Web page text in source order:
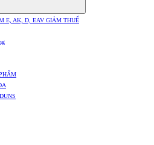
E, AK, D, EAV GIẢM THUẾ